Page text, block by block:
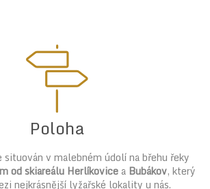
Poloha
situován v malebném údolí na břehu řeky
od skiareálu Herlíkovice a Bubákov, který
nejkrásnější lyžařské lokality u nás.